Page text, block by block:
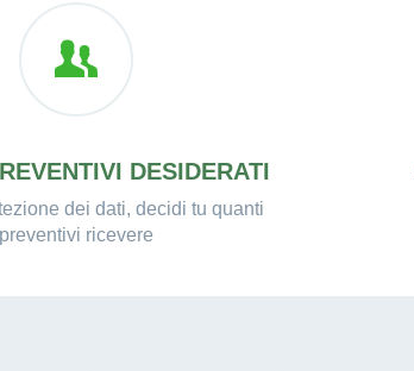
DESIDERATI
dei dati, decidi tu quanti
preventivi ricevere